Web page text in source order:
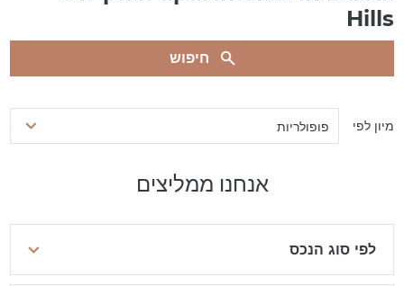
Hills
חיפוש
מיון לפי פופולריות
אנחנו ממליצים
לפי סוג הנכס